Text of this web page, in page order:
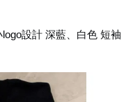
設計 深藍、白色 短袖